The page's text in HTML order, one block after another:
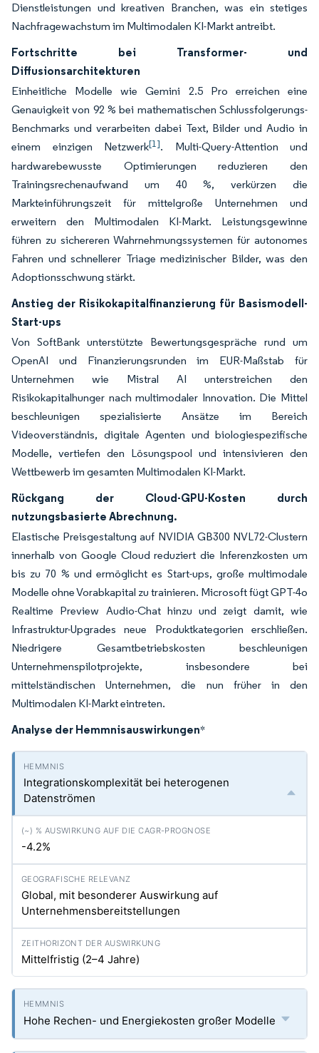
Dienstleistungen und kreativen Branchen, was ein stetiges
Nachfragewachstum im Multimodalen KI-Markt antreibt.
Fortschritte bei Transformer- und
Diffusionsarchitekturen
Einheitliche Modelle wie Gemini 2.5 Pro erreichen eine
Genauigkeit von 92 % bei mathematischen Schlussfolgerungs-
Benchmarks und verarbeiten dabei Text, Bilder und Audio in
einem einzigen Netzwerk[1]. Multi-Query-Attention und
hardwarebewusste Optimierungen reduzieren den
Trainingsrechenaufwand um 40 %, verkürzen die
Markteinführungszeit für mittelgroße Unternehmen und
erweitern den Multimodalen KI-Markt. Leistungsgewinne
führen zu sichereren Wahrnehmungssystemen für autonomes
Fahren und schnellerer Triage medizinischer Bilder, was den
Adoptionsschwung stärkt.
Anstieg der Risikokapitalfinanzierung für Basismodell-
Start-ups
Von SoftBank unterstützte Bewertungsgespräche rund um
OpenAI und Finanzierungsrunden im EUR-Maßstab für
Unternehmen wie Mistral AI unterstreichen den
Risikokapitalhunger nach multimodaler Innovation. Die Mittel
beschleunigen spezialisierte Ansätze im Bereich
Videoverständnis, digitale Agenten und biologiespezifische
Modelle, vertiefen den Lösungspool und intensivieren den
Wettbewerb im gesamten Multimodalen KI-Markt.
Rückgang der Cloud-GPU-Kosten durch
nutzungsbasierte Abrechnung.
Elastische Preisgestaltung auf NVIDIA GB300 NVL72-Clustern
innerhalb von Google Cloud reduziert die Inferenzkosten um
bis zu 70 % und ermöglicht es Start-ups, große multimodale
Modelle ohne Vorabkapital zu trainieren. Microsoft fügt GPT-4o
Realtime Preview Audio-Chat hinzu und zeigt damit, wie
Infrastruktur-Upgrades neue Produktkategorien erschließen.
Niedrigere Gesamtbetriebskosten beschleunigen
Unternehmenspilotprojekte, insbesondere bei
mittelständischen Unternehmen, die nun früher in den
Multimodalen KI-Markt eintreten.
Analyse der Hemmnisauswirkungen*
Integrationskomplexität bei heterogenen
Datenströmen
-4.2%
Global, mit besonderer Auswirkung auf
Unternehmensbereitstellungen
Mittelfristig (2–4 Jahre)
Hohe Rechen- und Energiekosten großer Modelle